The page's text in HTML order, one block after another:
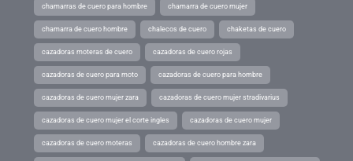
chamarras de cuero para hombre chamarra de cuero mujer
chamarra de cuero hombre chalecos de cuero chaketas de cuero
cazadoras moteras de cuero cazadoras de cuero rojas
cazadoras de cuero para moto cazadoras de cuero para hombre
cazadoras de cuero mujer zara cazadoras de cuero mujer stradivarius
cazadoras de cuero mujer el corte ingles cazadoras de cuero mujer
cazadoras de cuero moteras cazadoras de cuero hombre zara